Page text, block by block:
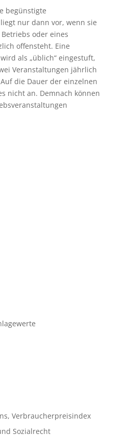
begünstigte
nur dann vor, wenn sie
oder eines
offensteht. Eine
als „üblich“ eingestuft,
Veranstaltungen jährlich
die Dauer der einzelnen
nicht an. Demnach können
Verbraucherpreisindex
Sozialrecht